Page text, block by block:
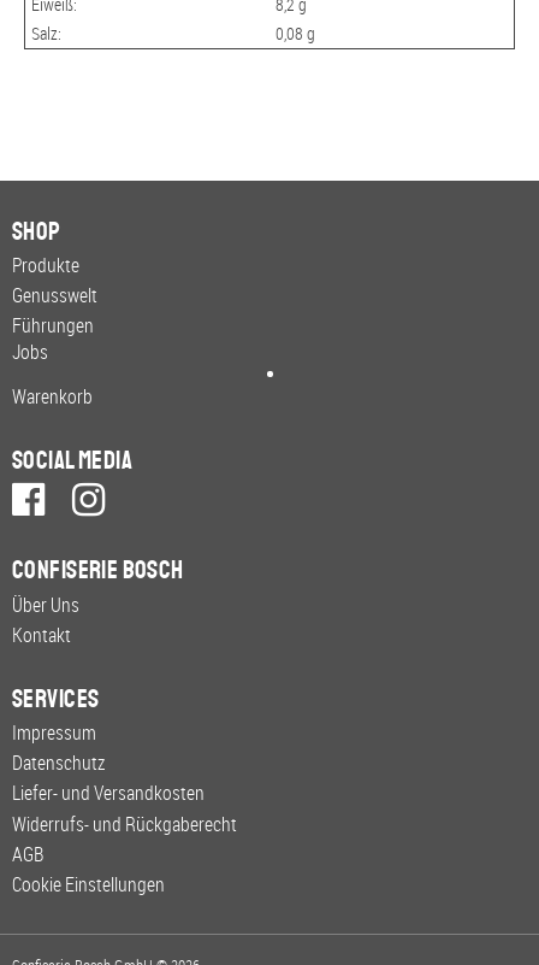
Salz:
0,08 g
Shop
Produkte
Genusswelt
Führungen
Jobs
Warenkorb
Social Media
Confiserie Bosch
Über Uns
Kontakt
Services
Impressum
Datenschutz
Liefer- und Versandkosten
Widerrufs- und Rückgaberecht
AGB
Cookie Einstellungen